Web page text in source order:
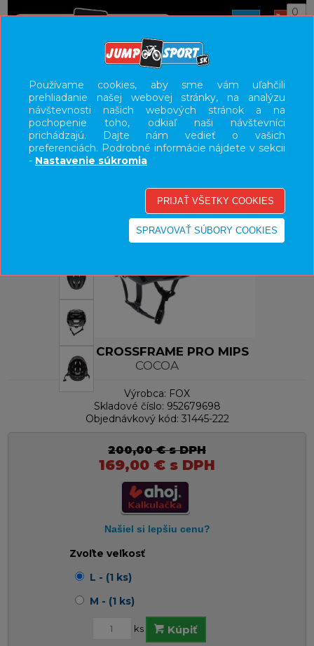
0
UŽÍVATEĽSKÝ PANEL
KATEGÓRIE
HLAVNÉ MENU
-16%
FOX CROSSFRAME PRO MIPS
COCOA
Výrobca: FOX
Skladové číslo: 952679698
Objednávkový kód: 31445-222
200,00 €s DPH
169,00 € s DPH
Zvoľte veľkosť
L - (1 ks)
M - (1 ks)
ks Kúpiť
Používame cookies, aby sme vám uľahčili
prehliadanie našej webovej stránky, na analýzu
návštevnosti našich webových stránok a na
pochopenie toho, odkiaľ naši návštevníci
prichádzajú. Dajte nám vedieť o vašich
preferenciách. Podrobné informácie nájdete v sekcii
- Nastavenie súkromia